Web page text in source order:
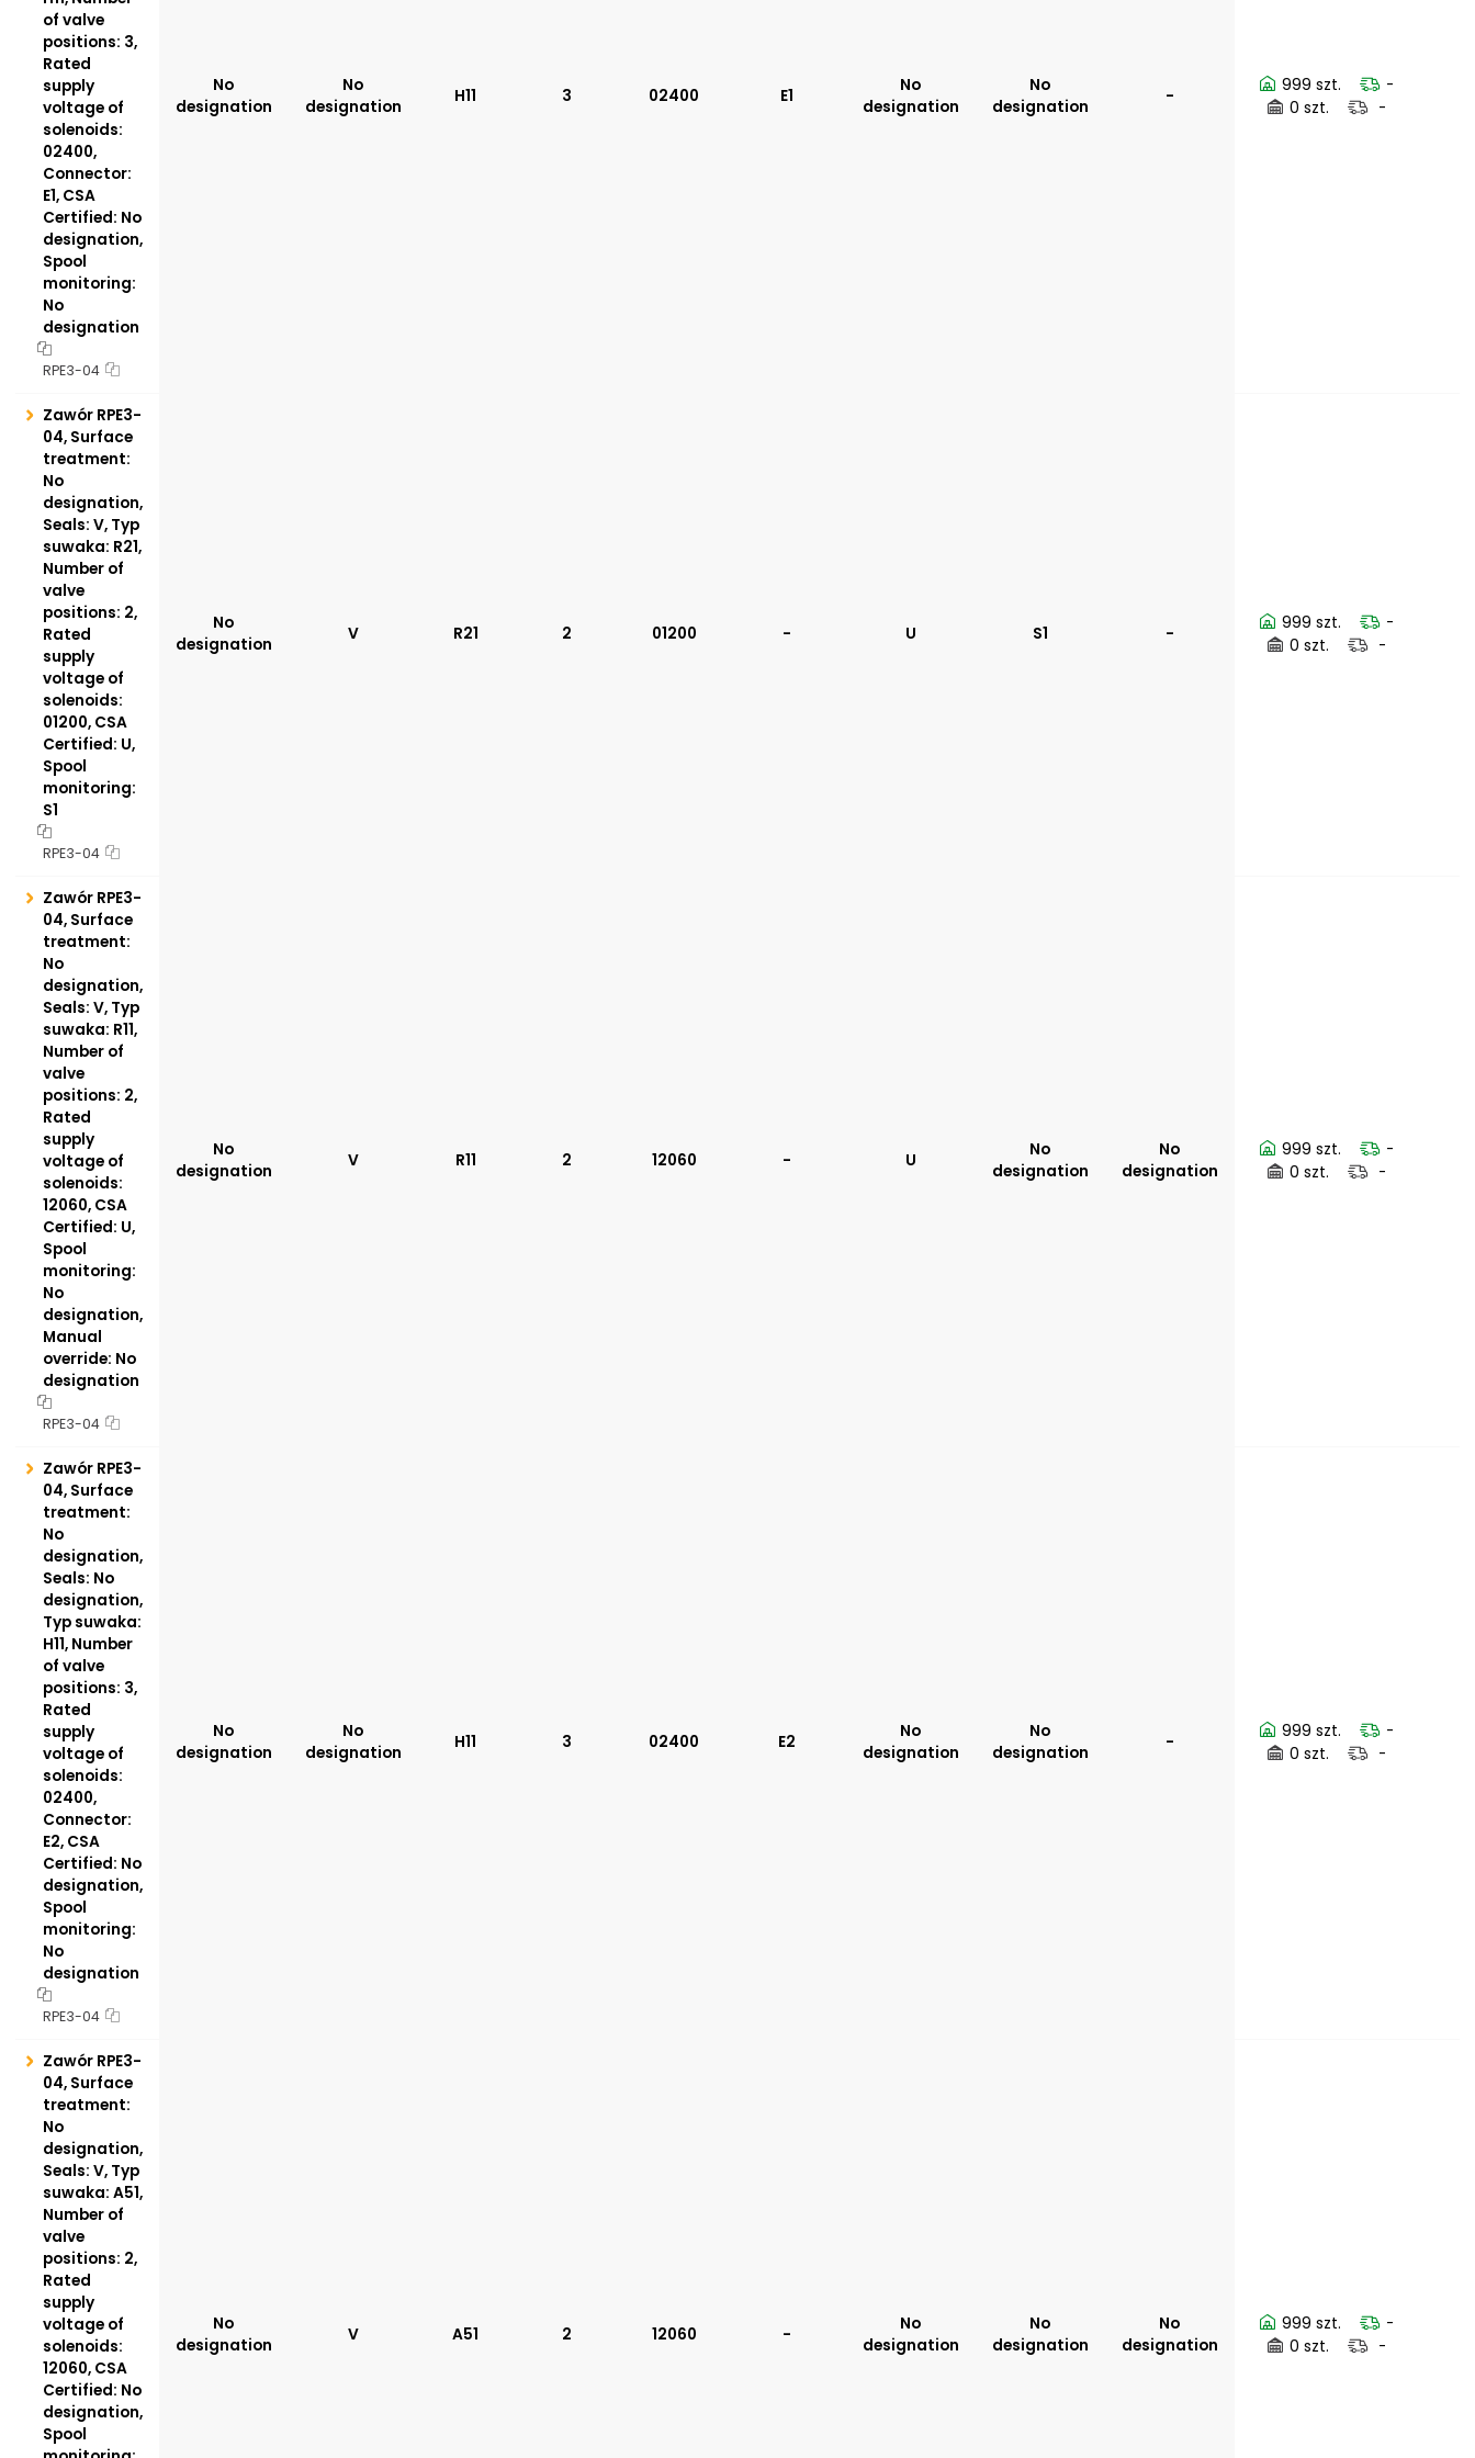
of valve
positions: 3,
Rated
supply
voltage of
solenoids:
02400,
Connector:
E1, CSA
Certified: No
designation,
Spool
monitoring:
No
designation
RPE3-04
No
designation
No
designation
H11 3 02400 E1
No
designation
No
designation
-
999 szt.
-
0 szt.
-
Zawór RPE3-
04, Surface
treatment:
No
designation,
Seals: V, Typ
suwaka: R21,
Number of
valve
positions: 2,
Rated
supply
voltage of
solenoids:
01200, CSA
Certified: U,
Spool
monitoring:
S1
RPE3-04
No
designation
V R21 2 01200 - U S1 -
999 szt.
-
0 szt.
-
Zawór RPE3-
04, Surface
treatment:
No
designation,
Seals: V, Typ
suwaka: R11,
Number of
valve
positions: 2,
Rated
supply
voltage of
solenoids:
12060, CSA
Certified: U,
Spool
monitoring:
No
designation,
Manual
override: No
designation
RPE3-04
No
designation
V R11 2 12060 - U
No
designation
No
designation
999 szt.
-
0 szt.
-
Zawór RPE3-
04, Surface
treatment:
No
designation,
Seals: No
designation,
Typ suwaka:
H11, Number
of valve
positions: 3,
Rated
supply
voltage of
solenoids:
02400,
Connector:
E2, CSA
Certified: No
designation,
Spool
monitoring:
No
designation
RPE3-04
No
designation
No
designation
H11 3 02400 E2
No
designation
No
designation
-
999 szt.
-
0 szt.
-
Zawór RPE3-
04, Surface
treatment:
No
designation,
Seals: V, Typ
suwaka: A51,
Number of
valve
positions: 2,
Rated
supply
voltage of
solenoids:
12060, CSA
Certified: No
designation,
Spool
No
designation
V A51 2 12060 -
No
designation
No
designation
No
designation
999 szt.
-
0 szt.
-